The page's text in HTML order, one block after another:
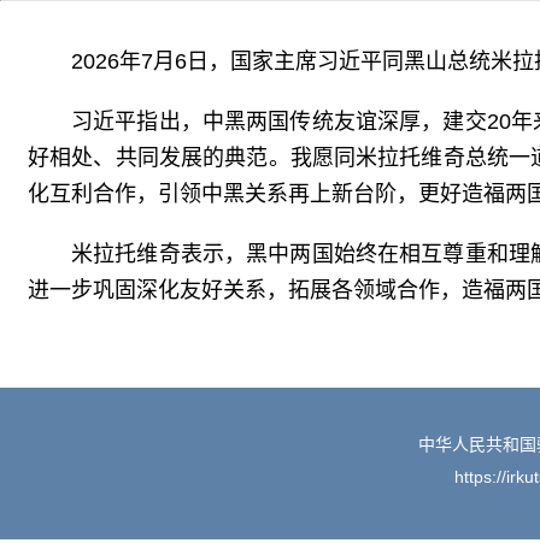
2026年7月6日，国家主席习近平同黑山总统米
习近平指出，中黑两国传统友谊深厚，建交20
好相处、共同发展的典范。我愿同米拉托维奇总统
化互利合作，引领中黑关系再上新台阶，更好造福两
米拉托维奇表示，黑中两国始终在相互尊重和
进一步巩固深化友好关系，拓展各领域合作，造福
中华人民共和
https://